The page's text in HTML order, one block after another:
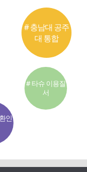
# 충남대 공주
대 통합
인
# 타슈 이용질
서